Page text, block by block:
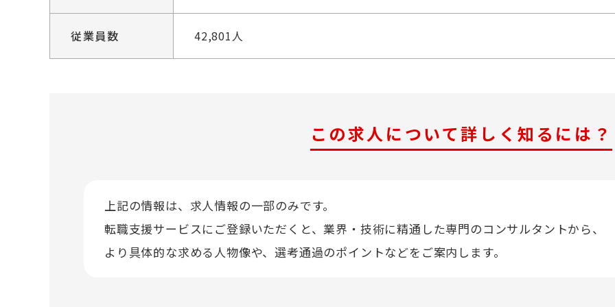
従業員数 42,801人
この求人について詳しく知るには？
上記の情報は、求人情報の一部のみです。
転職支援サービスにご登録いただくと、業界・技術に精通した専門のコンサルタントから、
より具体的な求める人物像や、選考通過のポイントなどをご案内します。